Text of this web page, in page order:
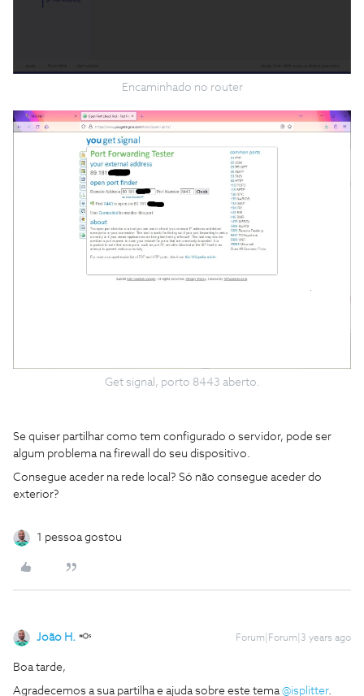
Encaminhado no router
Get signal, porto 8443 aberto.
Se quiser partilhar como tem configurado o servidor, pode ser
algum problema na firewall do seu dispositivo.
Consegue aceder na rede local? Só não consegue aceder do
exterior?
1 pessoa gostou
João H. Forum|Forum|3 years ago
Boa tarde,
Agradecemos a sua partilha e ajuda sobre este tema@isplitter.